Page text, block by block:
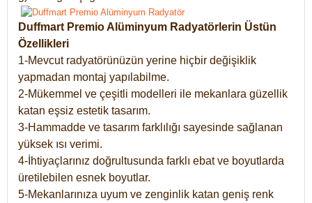
Duffmart Premio Alüminyum Radyatörlerin Üstün
Özellikleri
1-Mevcut radyatörünüzün yerine hiçbir değişiklik
yapmadan montaj yapılabilme.
2-Mükemmel ve çeşitli modelleri ile mekanlara güzellik
katan eşsiz estetik tasarım.
3-Hammadde ve tasarım farklılığı sayesinde sağlanan
yüksek ısı verimi.
4-İhtiyaçlarınız doğrultusunda farklı ebat ve boyutlarda
üretilebilen esnek boyutlar.
5-Mekanlarınıza uyum ve zenginlik katan geniş renk